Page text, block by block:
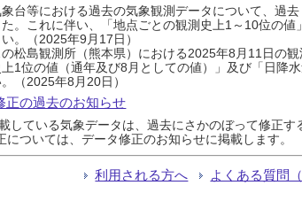
台等における過去の気象観測データについて、過
。これに伴い、「地点ごとの観測史上1～10位の
。（2025年9月17日）
松島観測所（熊本県）における2025年8月11日の
上1位の値（通年及び8月としての値）」及び「日
（2025年8月20日）
正の過去のお知らせ
している気象データは、過去にさかのぼって修正
については、データ修正のお知らせに掲載します。
利用される方へ よくある質問（